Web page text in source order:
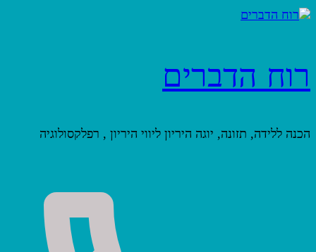
רוח הדברים
הכנה ללידה, תזונה, יוגה היריון ליווי היריון , רפלקסולוגיה